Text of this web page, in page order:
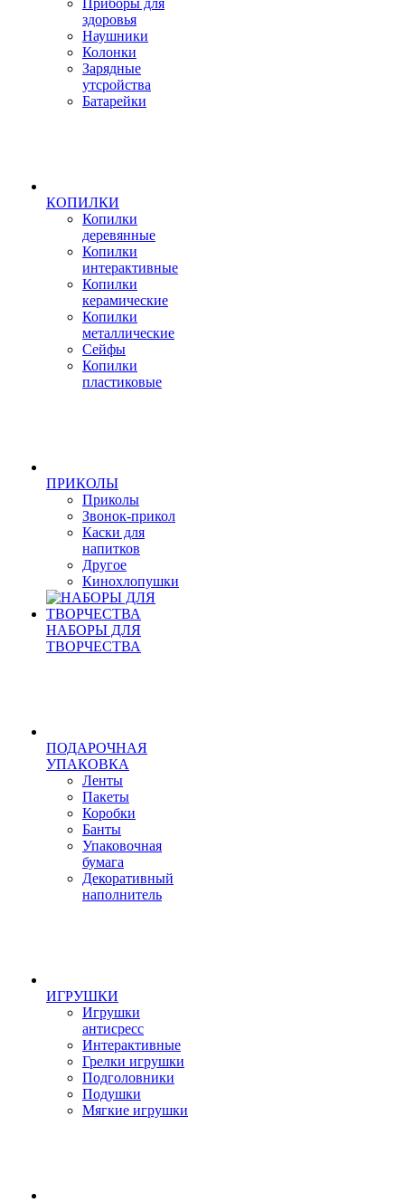
Приборы для
здоровья
Наушники
Колонки
Зарядные
утсройства
Батарейки
КОПИЛКИ
Копилки
деревянные
Копилки
интерактивные
Копилки
керамические
Копилки
металлические
Сейфы
Копилки
пластиковые
ПРИКОЛЫ
Приколы
Звонок-прикол
Каски для
напитков
Другое
Кинохлопушки
НАБОРЫ ДЛЯ
ТВОРЧЕСТВА
ПОДАРОЧНАЯ
УПАКОВКА
Ленты
Пакеты
Коробки
Банты
Упаковочная
бумага
Декоративный
наполнитель
ИГРУШКИ
Игрушки
антисресс
Интерактивные
Грелки игрушки
Подголовники
Подушки
Мягкие игрушки